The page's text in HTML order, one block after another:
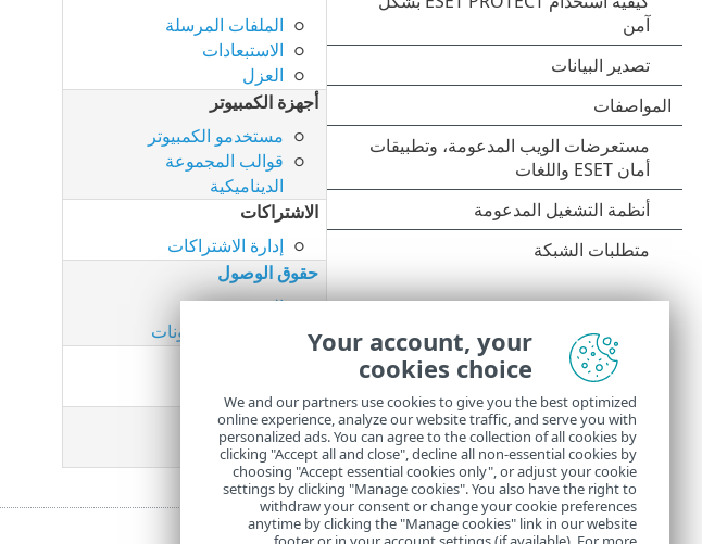
الملفات المرسلة
الاستبعادات
العزل
أجهزة الكمبيوتر
مستخدمو الكمبيوتر
قوالب المجموعة
الديناميكية
الاشتراكات
إدارة الاشتراكات
حقوق الوصول
المستخدمون
مجموعات الأذونات
تدقيق النشاط
سجل التدقيق
المسؤول
الإعدادات
Your account, your
cookies choice
We and our partners use cookies to give you the best optimized
online experience, analyze our website traffic, and serve you with
personalized ads. You can agree to the collection of all cookies by
clicking "Accept all and close", decline all non-essential cookies by
choosing "Accept essential cookies only", or adjust your cookie
settings by clicking "Manage cookies". You also have the right to
withdraw your consent or change your cookie preferences
anytime by clicking the "Manage cookies" link in our website